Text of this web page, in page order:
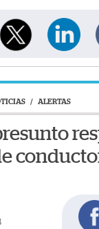
/ ALERTAS